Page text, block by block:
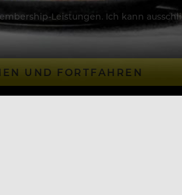
Leistungen. Ich kann
UND FORTFAHREN